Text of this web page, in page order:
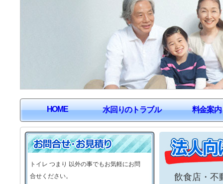
HOME 水回りのトラブル 料金案内
トイレ つまり 以外の事でもお気軽にお問
合せください。
飲食店・不